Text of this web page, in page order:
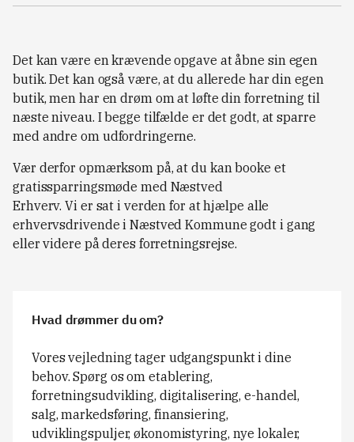
Det kan være en krævende opgave at åbne sin egen
butik. Det kan også være, at du allerede har din egen
butik, men har en drøm om at løfte din forretning til
næste niveau. I begge tilfælde er det godt, at sparre
med andre om udfordringerne.
Vær derfor opmærksom på, at du kan booke et
gratissparringsmøde med Næstved
Erhverv. Vi er sat i verden for at hjælpe alle
erhvervsdrivende i Næstved Kommune godt i gang
eller videre på deres forretningsrejse.
Hvad drømmer du om?
Vores vejledning tager udgangspunkt i dine
behov. Spørg os om etablering,
forretningsudvikling, digitalisering, e-handel,
salg, markedsføring, finansiering,
udviklingspuljer, økonomistyring, nye lokaler,